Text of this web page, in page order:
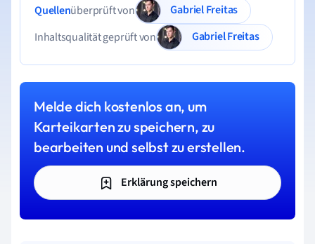
Quellenüberprüft von
Gabriel Freitas
Inhaltsqualität geprüft von
Gabriel Freitas
Melde dich kostenlos an, um
Karteikarten zu speichern, zu
bearbeiten und selbst zu erstellen.
Erklärung speichern